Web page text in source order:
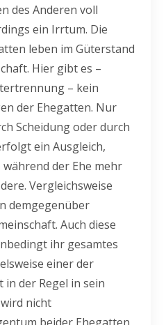
des Anderen voll
ein Irrtum. Die
leben im Güterstand
Hier gibt es –
– kein
der Ehegatten. Nur
Scheidung oder durch
ein Ausgleich,
der Ehe mehr
Vergleichsweise
demgegenüber
Auch diese
ihr gesamtes
einer der
der Regel in sein
nicht